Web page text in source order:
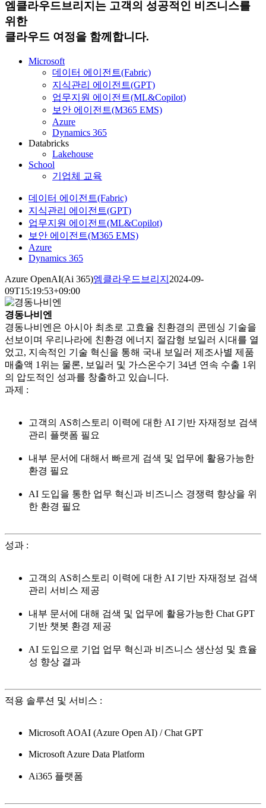
엠클라우드브리지는 고객의 성공적인 비즈니스를
위한
클라우드 여정을 함께합니다.
Microsoft
데이터 에이전트(Fabric)
지식관리 에이전트(GPT)
업무지원 에이전트(ML&Copilot)
보안 에이전트(M365 EMS)
Azure
Dynamics 365
Databricks
Lakehouse
School
기업체 교육
데이터 에이전트(Fabric)
지식관리 에이전트(GPT)
업무지원 에이전트(ML&Copilot)
보안 에이전트(M365 EMS)
Azure
Dynamics 365
Azure OpenAI(Ai 365)엠클라우드브리지 2024-09-
09T15:19:53+09:00
경동나비엔
경동나비엔은 아시아 최초로 고효율 친환경의 콘덴싱 기술을
선보이며 우리나라에 친환경 에너지 절감형 보일러 시대를 열
었고, 지속적인 기술 혁신을 통해 국내 보일러 제조사별 제품
매출액 1위는 물론, 보일러 및 가스온수기 34년 연속 수출 1위
의 압도적인 성과를 창출하고 있습니다.
과제 :
고객의 AS히스토리 이력에 대한 AI 기반 자재정보 검색
관리 플랫폼 필요
내부 문서에 대해서 빠르게 검색 및 업무에 활용가능한
환경 필요
AI 도입을 통한 업무 혁신과 비즈니스 경쟁력 향상을 위
한 환경 필요
성과 :
고객의 AS히스토리 이력에 대한 AI 기반 자재정보 검색
관리 서비스 제공
내부 문서에 대해 검색 및 업무에 활용가능한 Chat GPT
기반 챗봇 환경 제공
AI 도입으로 기업 업무 혁신과 비즈니스 생산성 및 효율
성 향상 결과
적용 솔루션 및 서비스 :
Microsoft AOAI (Azure Open AI) / Chat GPT
Microsoft Azure Data Platform
Ai365 플랫폼